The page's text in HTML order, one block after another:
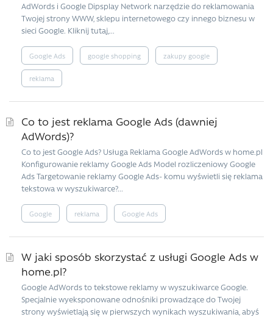
AdWords i Google Dipsplay Network narzędzie do reklamowania
Twojej strony WWW, sklepu internetowego czy innego biznesu w
sieci Google. Kliknij tutaj,...
Google Ads google shopping zakupy google
reklama
Co to jest reklama Google Ads (dawniej
AdWords)?
Co to jest Google Ads? Usługa Reklama Google AdWords w home.pl
Konfigurowanie reklamy Google Ads Model rozliczeniowy Google
Ads Targetowanie reklamy Google Ads- komu wyświetli się reklama
tekstowa w wyszukiwarce?...
Google reklama Google Ads
W jaki sposób skorzystać z usługi Google Ads w
home.pl?
Google AdWords to tekstowe reklamy w wyszukiwarce Google.
Specjalnie wyeksponowane odnośniki prowadzące do Twojej
strony wyświetlają się w pierwszych wynikach wyszukiwania, abyś